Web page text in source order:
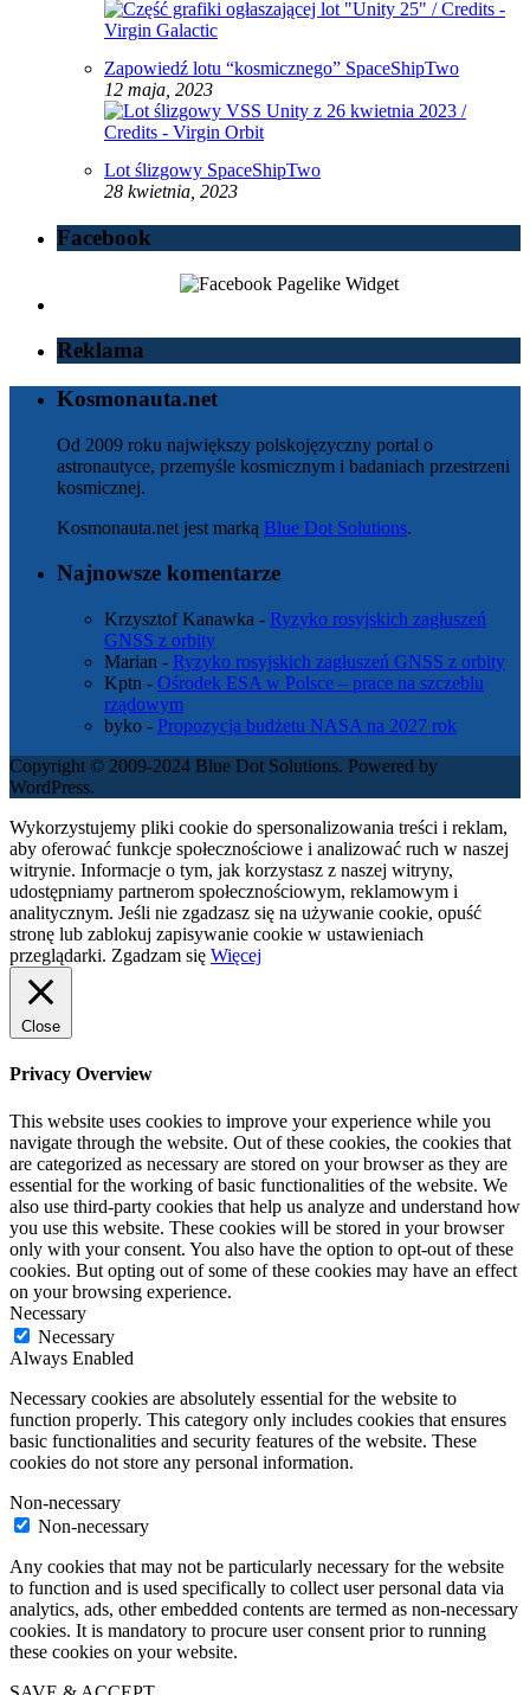
Zapowiedź lotu “kosmicznego” SpaceShipTwo
12 maja, 2023
Lot ślizgowy SpaceShipTwo
28 kwietnia, 2023
Facebook
Reklama
Kosmonauta.net
Od 2009 roku największy polskojęzyczny portal o
astronautyce, przemyśle kosmicznym i badaniach przestrzeni
kosmicznej.
Kosmonauta.net jest marką Blue Dot Solutions.
Najnowsze komentarze
Krzysztof Kanawka - Ryzyko rosyjskich zagłuszeń
GNSS z orbity
Marian - Ryzyko rosyjskich zagłuszeń GNSS z orbity
Kptn - Ośrodek ESA w Polsce – prace na szczeblu
rządowym
byko - Propozycja budżetu NASA na 2027 rok
Copyright © 2009-2024 Blue Dot Solutions. Powered by
WordPress.
Wykorzystujemy pliki cookie do spersonalizowania treści i reklam,
aby oferować funkcje społecznościowe i analizować ruch w naszej
witrynie. Informacje o tym, jak korzystasz z naszej witryny,
udostępniamy partnerom społecznościowym, reklamowym i
analitycznym. Jeśli nie zgadzasz się na używanie cookie, opuść
stronę lub zablokuj zapisywanie cookie w ustawieniach
przeglądarki. Zgadzam się Więcej
Close
Privacy Overview
This website uses cookies to improve your experience while you
navigate through the website. Out of these cookies, the cookies that
are categorized as necessary are stored on your browser as they are
essential for the working of basic functionalities of the website. We
also use third-party cookies that help us analyze and understand how
you use this website. These cookies will be stored in your browser
only with your consent. You also have the option to opt-out of these
cookies. But opting out of some of these cookies may have an effect
on your browsing experience.
Necessary
Necessary
Always Enabled
Necessary cookies are absolutely essential for the website to
function properly. This category only includes cookies that ensures
basic functionalities and security features of the website. These
cookies do not store any personal information.
Non-necessary
Non-necessary
Any cookies that may not be particularly necessary for the website
to function and is used specifically to collect user personal data via
analytics, ads, other embedded contents are termed as non-necessary
cookies. It is mandatory to procure user consent prior to running
these cookies on your website.